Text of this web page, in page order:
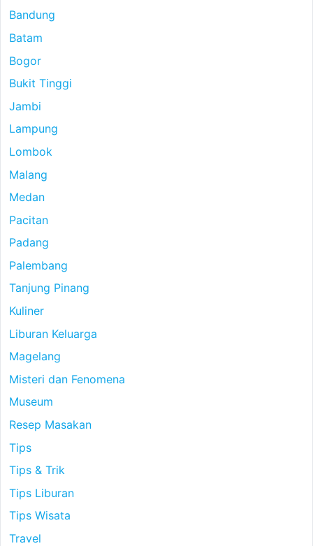
Bandung
Batam
Bogor
Bukit Tinggi
Jambi
Lampung
Lombok
Malang
Medan
Pacitan
Padang
Palembang
Tanjung Pinang
Kuliner
Liburan Keluarga
Magelang
Misteri dan Fenomena
Museum
Resep Masakan
Tips
Tips & Trik
Tips Liburan
Tips Wisata
Travel